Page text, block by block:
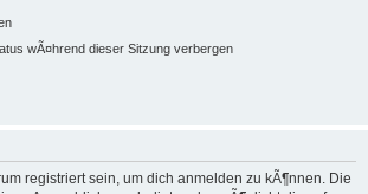
wÃ¤hrend dieser Sitzung verbergen
registriert sein, um dich anmelden zu kÃ¶nnen. Die